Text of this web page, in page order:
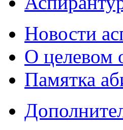
Новости
О целевом
Памятка